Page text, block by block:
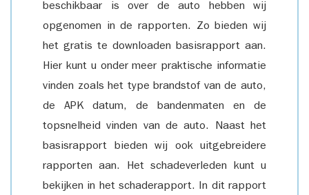
beschikbaar is over de auto hebben wij
opgenomen in de rapporten. Zo bieden wij
het gratis te downloaden basisrapport aan.
Hier kunt u onder meer praktische informatie
vinden zoals het type brandstof van de auto,
de APK datum, de bandenmaten en de
topsnelheid vinden van de auto. Naast het
basisrapport bieden wij ook uitgebreidere
rapporten aan. Het schadeverleden kunt u
bekijken in het schaderapport. In dit rapport